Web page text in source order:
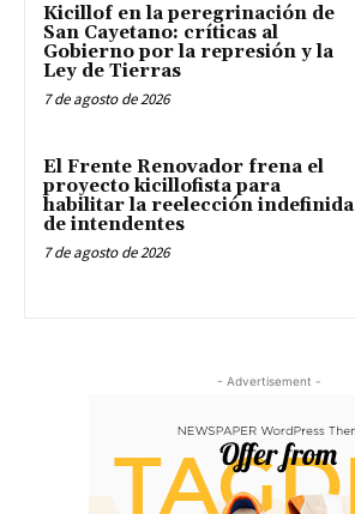
Kicillof en la peregrinación de
San Cayetano: críticas al
Gobierno por la represión y la
Ley de Tierras
7 de agosto de 2026
El Frente Renovador frena el
proyecto kicillofista para
habilitar la reelección indefinida
de intendentes
7 de agosto de 2026
- Advertisement -